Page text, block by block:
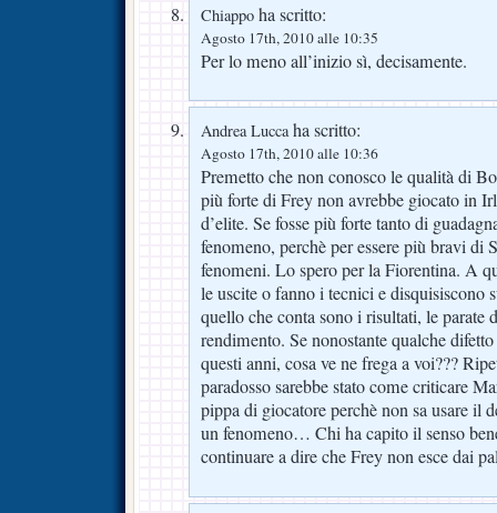
Chiappo ha scritto:
Agosto 17th, 2010 alle 10:35
Per lo meno all’inizio sì, decisamente.
Andrea Luccaha scritto:
Agosto 17th, 2010 alle 10:36
Premetto che non conosco le qualità di
più forte di Frey non avrebbe giocato in
d’elite. Se fosse più forte tanto di
fenomeno, perchè per essere più bravi di
fenomeni. Lo spero per la Fiorentina. A
le uscite o fanno i tecnici e disquisiscono
quello che conta sono i risultati, le parate
rendimento. Se nonostante qualche
questi anni, cosa ve ne frega a voi???
paradosso sarebbe stato come criticare
pippa di giocatore perchè non sa usare il
un fenomeno… Chi ha capito il senso
continuare a dire che Frey non esce dai